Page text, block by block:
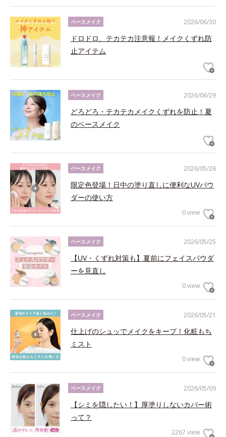
2026/06/30
ベースメイク
ドロドロ、テカテカ注意報！メイクくずれ防
止アイテム
2026/06/29
ベースメイク
どろどろ・テカテカメイクくずれを防止！夏
のベースメイク
2026/05/26
ベースメイク
限定色登場！日中の塗り直しに便利なUVパウ
ダーの使い方
0 view
2026/05/25
ベースメイク
【UV・くずれ対策も】夏前にフェイスパウダ
ーを見直し
0 view
2026/05/21
ベースメイク
仕上げのシュッでメイクをキープ！化粧もち
ミスト
0 view
2026/05/09
ベースメイク
【シミを隠したい！】厚塗りしないカバー術
って？
2267 view